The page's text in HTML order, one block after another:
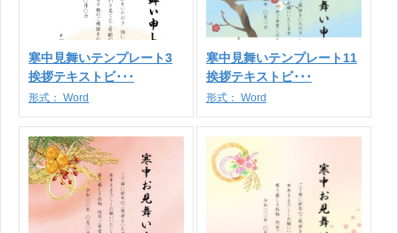
寒中見舞いテンプレート3
挨拶テキストビ･･･
形式： Word
寒中見舞いテンプレート11
挨拶テキストビ･･･
形式： Word